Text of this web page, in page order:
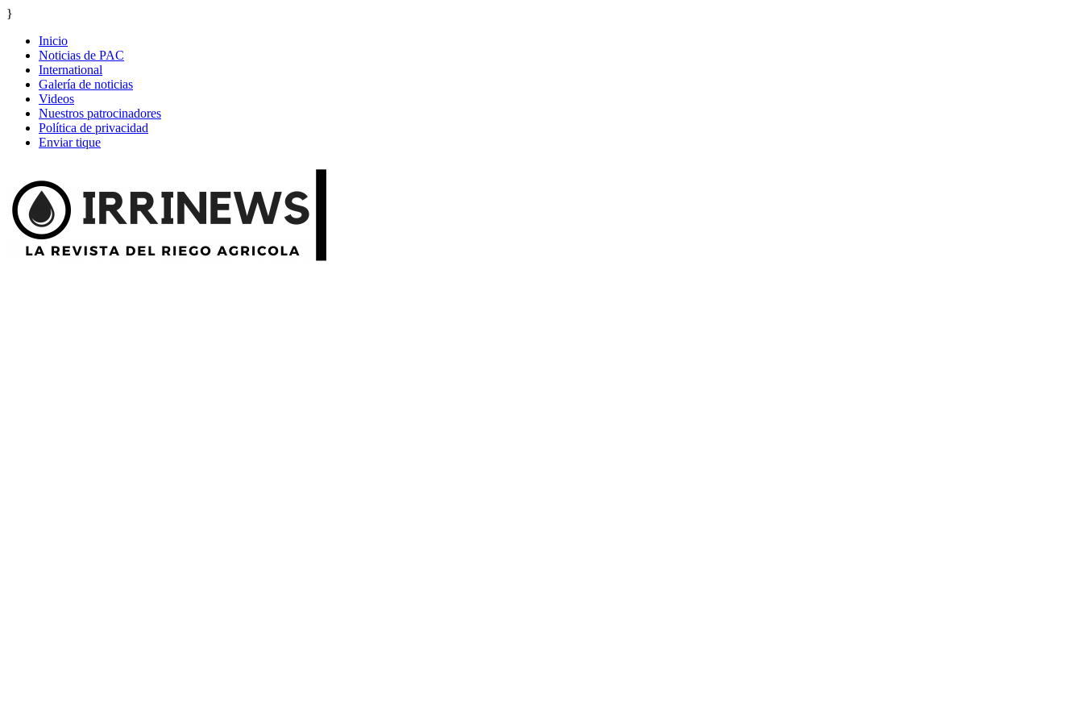
}
Inicio
Noticias de PAC
International
Galería de noticias
Videos
Nuestros patrocinadores
Política de privacidad
Enviar tique